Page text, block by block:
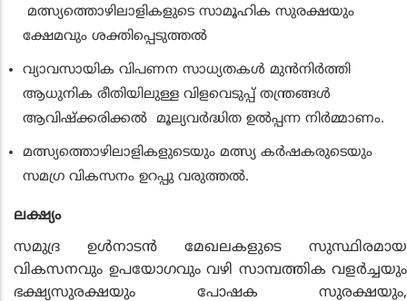
മത്സ്യത്തൊഴിലാളികളുടെ സാമൂഹിക സുരക്ഷയും
ക്ഷേമവും ശക്തിപ്പെടുത്തല്‍
വ്യാവസായിക വിപണന സാധ്യതകള്‍ മുന്‍നിര്‍ത്തി
ആധുനിക രീതിയിലുള്ള വിളവെടുപ്പ് തന്ത്രങ്ങള്‍
ആവിഷ്‌ക്കരിക്കല്‍ മൂല്യവര്‍ദ്ധിത ഉല്‍പ്പന്ന നിര്‍മ്മാണം.
മത്സ്യത്തൊഴിലാളികളുടെയും മത്സ്യ കര്‍ഷകരുടെയും
സമഗ്ര വികസനം ഉറപ്പു വരുത്തല്‍.
ലക്ഷ്യം
സമുദ്ര ഉള്‍നാടന്‍ മേഖലകളുടെ സുസ്ഥിരമായ
വികസനവും ഉപയോഗവും വഴി സാമ്പത്തിക വളര്‍ച്ചയും
ഭക്ഷ്യസുരക്ഷയും പോഷക സുരക്ഷയും,